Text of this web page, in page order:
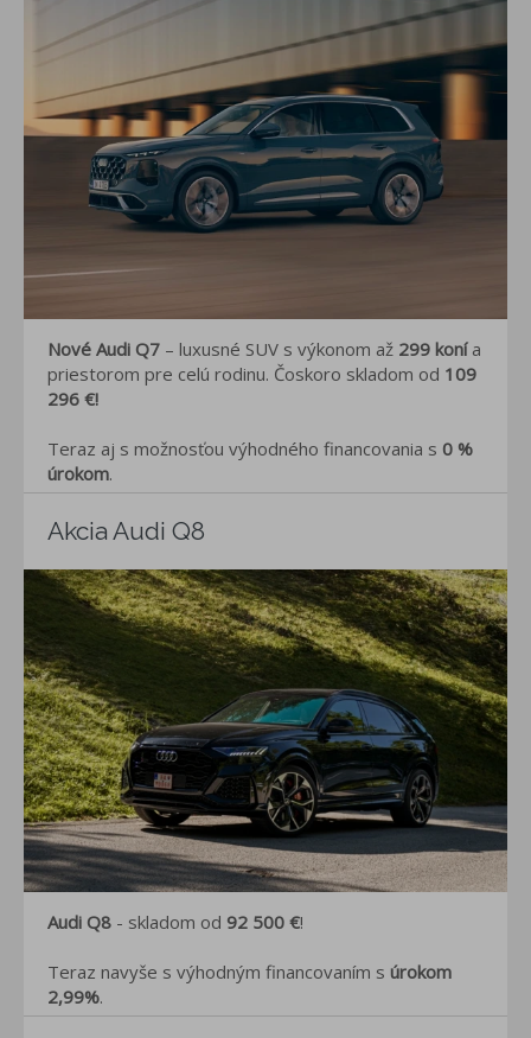
Nové Audi Q7 – luxusné SUV s výkonom až 299 koní a
priestorom pre celú rodinu. Čoskoro skladom od 109
296 €!
Teraz aj s možnosťou výhodného financovania s 0 %
úrokom.
Akcia Audi Q8
Audi Q8 - skladom od 92 500 €!
Teraz navyše s výhodným financovaním s úrokom
2,99%.